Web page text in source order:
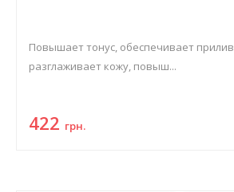
Повышает тонус, обеспечивает прилив
разглаживает кожу, повыш...
422 грн.